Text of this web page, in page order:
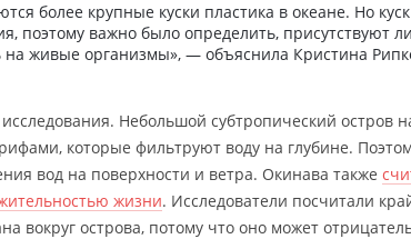
более крупные куски пластика в океане. Но
поэтому важно было определить, присутствуют
на живые организмы», — объяснила Кристина
Небольшой субтропический остров
которые фильтруют воду на глубине.
вод на поверхности и ветра. Окинава также
жизни. Исследователи посчитали
вокруг острова, потому что оно может